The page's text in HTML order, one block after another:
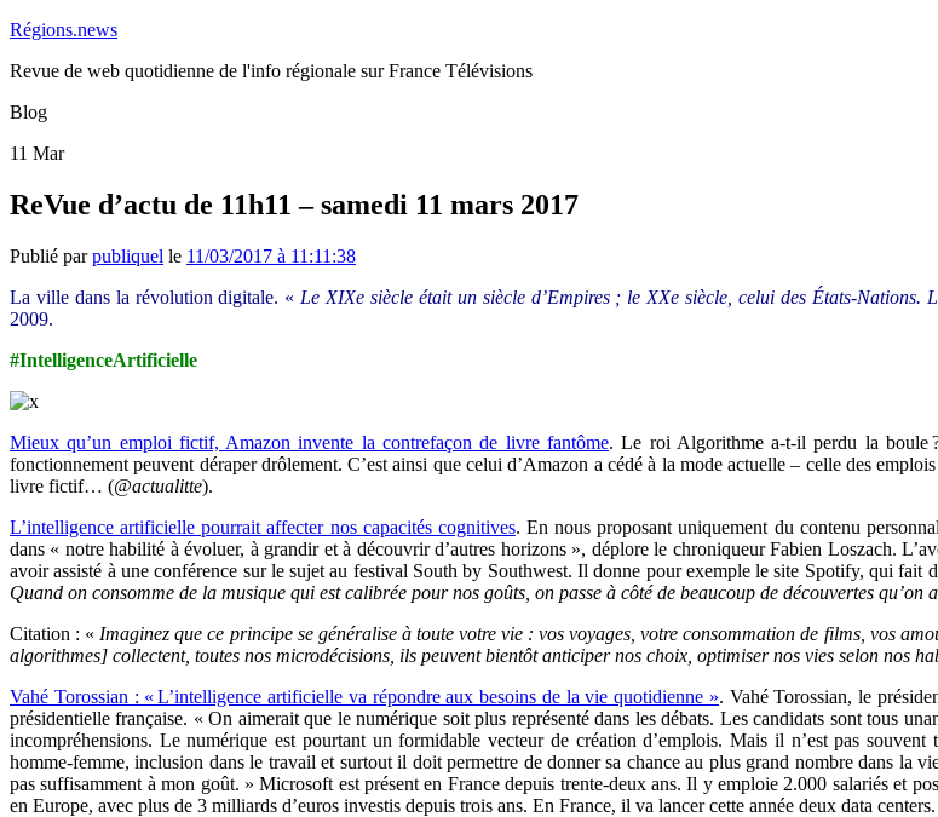
Régions.news
Revue de web quotidienne de l'info régionale sur France Télévisions
Blog
11 Mar
ReVue d’actu de 11h11 – samedi 11 mars 2017
Publié parpubliquel le 11/03/2017 à 11:11:38
La ville dans la révolution digitale. « Le XIXe siècle était un siècle d’Empires ; le XXe siècle, celui des États-Nations.
2009.
#IntelligenceArtificielle
Mieux qu’un emploi fictif, Amazon invente la contrefaçon de livre fantôme.Le roi Algorithme a-t-il perdu la boule
fonctionnement peuvent déraper drôlement. C’est ainsi que celui d’Amazon a cédé à la mode actuelle – celle des
livre fictif… (@actualitte).
L’intelligence artificielle pourrait affecter nos capacités cognitives. En nous proposant uniquement du contenu
dans « notre habilité à évoluer, à grandir et à découvrir d’autres horizons », déplore le chroniqueur Fabien Loszach.
avoir assisté à une conférence sur le sujet au festival South by Southwest. Il donne pour exemple le site Spotify, qui fait
Quand on consomme de la musique qui est calibrée pour nos goûts, on passe à côté de beaucoup de découvertes
Citation : « Imaginez que ce principe se généralise à toute votre vie : vos voyages, votre consommation de films, vos
algorithmes] collectent, toutes nos microdécisions, ils peuvent bientôt anticiper nos choix, optimiser nos vies selon nos
Vahé Torossian : « L’intelligence artificielle va répondre aux besoins de la vie quotidienne ». Vahé Torossian, le
présidentielle française. « On aimerait que le numérique soit plus représenté dans les débats. Les candidats sont tous
incompréhensions. Le numérique est pourtant un formidable vecteur de création d’emplois. Mais il n’est pas
homme-femme, inclusion dans le travail et surtout il doit permettre de donner sa chance au plus grand nombre dans la
pas suffisamment à mon goût. » Microsoft est présent en France depuis trente-deux ans. Il y emploie 2.000 salariés et
en Europe, avec plus de 3 milliards d’euros investis depuis trois ans. En France, il va lancer cette année deux data